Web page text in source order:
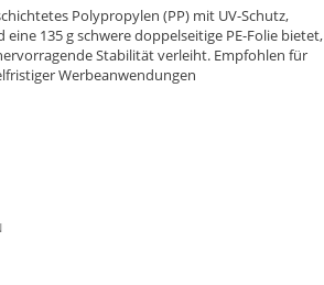
Polypropylen (PP) mit UV-Schutz,
135 g schwere doppelseitige PE-Folie bietet,
Stabilität verleiht. Empfohlen für
Werbeanwendungen